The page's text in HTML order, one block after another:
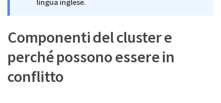
lingua inglese.
Componenti del cluster e
perché possono essere in
conflitto